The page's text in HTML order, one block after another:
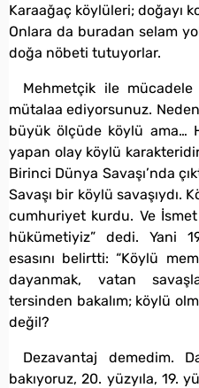
Karaağaç köylüleri; doğayı
Onlara da buradan selam
doğa nöbeti tutuyorlar.
Mehmetçik ile
mütalaa ediyorsunuz.
büyük ölçüde köylü ama…
yapan olay köylü
Birinci Dünya Savaşı’nda
Savaşı bir köylü savaşıydı.
cumhuriyet kurdu. Ve
hükümetiyiz” dedi. Yani
esasını belirtti: “Köylü
dayanmak, vatan
tersinden bakalım; köylü
değil?
Dezavantaj demedim.
bakıyoruz, 20. yüzyıla, 19.